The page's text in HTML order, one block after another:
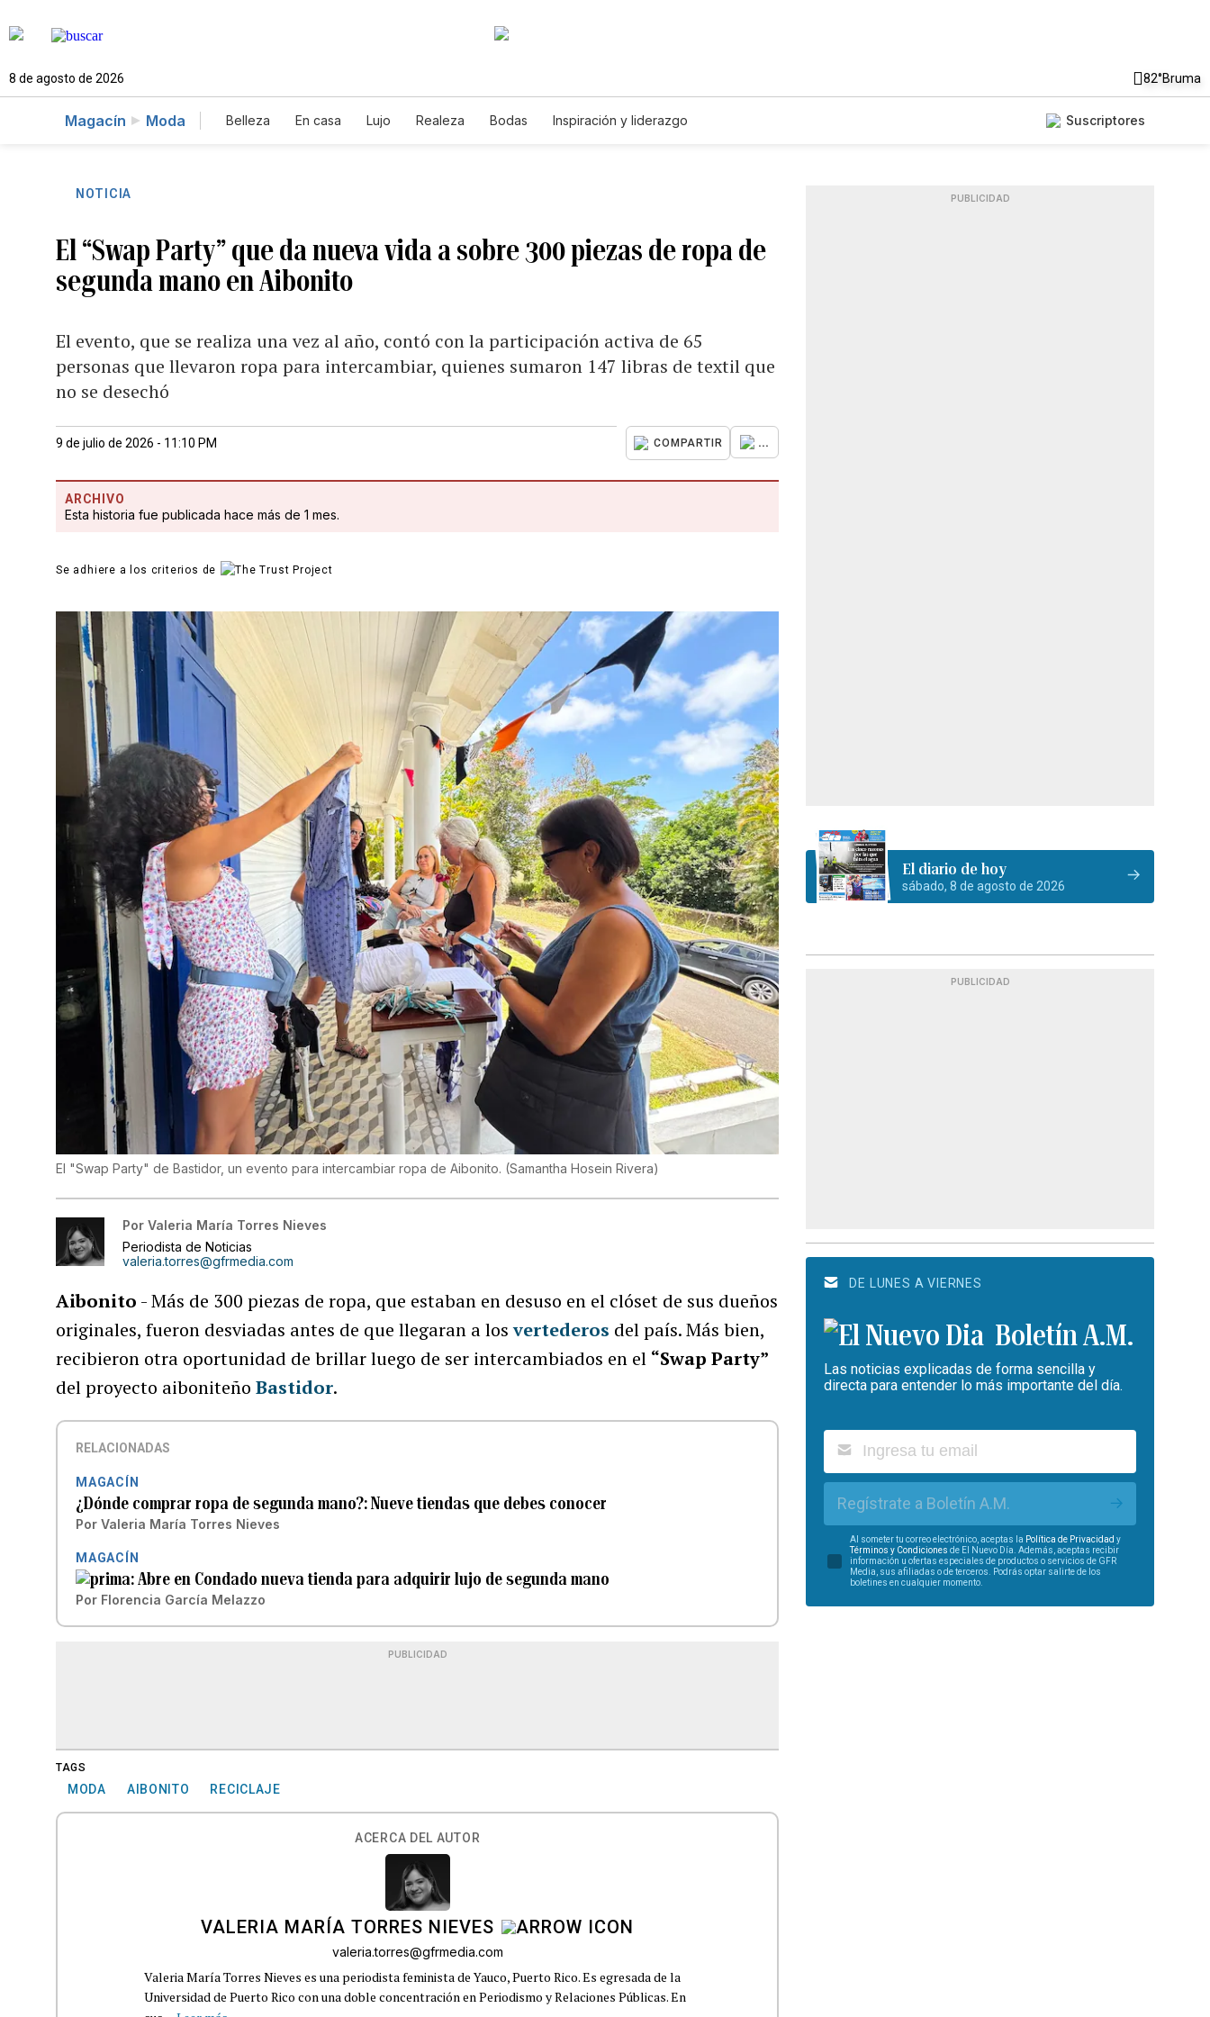
8 de agosto de 2026 82°Bruma
Magacín Moda Belleza En casa Lujo Realeza Bodas Inspiración y liderazgo Suscriptores
NOTICIA
El “Swap Party” que da nueva vida a sobre 300 piezas de ropa de
segunda mano en Aibonito
El evento, que se realiza una vez al año, contó con la participación activa de 65
personas que llevaron ropa para intercambiar, quienes sumaron 147 libras de textil que
no se desechó
9 de julio de 2026 - 11:10 PM COMPARTIR ...
ARCHIVO
Esta historia fue publicada hace más de 1 mes.
Se adhiere a los criterios de
El "Swap Party" de Bastidor, un evento para intercambiar ropa de Aibonito. (Samantha Hosein Rivera)
Por Valeria María Torres Nieves
Periodista de Noticias
valeria.torres@gfrmedia.com
Aibonito - Más de 300 piezas de ropa, que estaban en desuso en el clóset de sus dueños
originales, fueron desviadas antes de que llegaran a losvertederos del país. Más bien,
recibieron otra oportunidad de brillar luego de ser intercambiados en el “Swap Party”
del proyecto aiboniteñoBastidor.
RELACIONADAS
MAGACÍN
¿Dónde comprar ropa de segunda mano?: Nueve tiendas que debes conocer
Por Valeria María Torres Nieves
MAGACÍN
Abre en Condado nueva tienda para adquirir lujo de segunda mano
Por Florencia García Melazzo
PUBLICIDAD
TAGS
MODA AIBONITO RECICLAJE
ACERCA DEL AUTOR
VALERIA MARÍA TORRES NIEVES
valeria.torres@gfrmedia.com
Valeria María Torres Nieves es una periodista feminista de Yauco, Puerto Rico. Es egresada de la
Universidad de Puerto Rico con una doble concentración en Periodismo y Relaciones Públicas. En
PUBLICIDAD
El diario de hoy
sábado, 8 de agosto de 2026
PUBLICIDAD
DE LUNES A VIERNES
Boletín A.M.
Las noticias explicadas de forma sencilla y
directa para entender lo más importante del día.
Regístrate a Boletín A.M.
Al someter tu correo electrónico, aceptas la Política de Privacidad y
Términos y Condiciones de El Nuevo Día. Además, aceptas recibir
información u ofertas especiales de productos o servicios de GFR
Media, sus afiliadas o de terceros. Podrás optar salirte de los
boletines en cualquier momento.